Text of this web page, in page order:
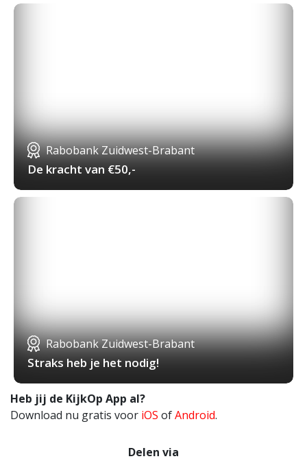
Rabobank Zuidwest-Brabant
De kracht van €50,-
Rabobank Zuidwest-Brabant
Straks heb je het nodig!
Heb jij de KijkOp App al?
Download nu gratis voor iOS ofAndroid.
Delen via